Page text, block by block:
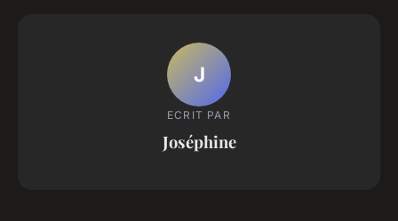
J
ECRIT PAR
Joséphine